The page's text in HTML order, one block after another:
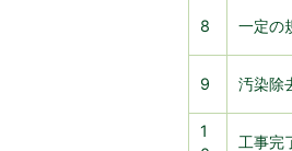
8 一定の
9 汚染除
1
工事完